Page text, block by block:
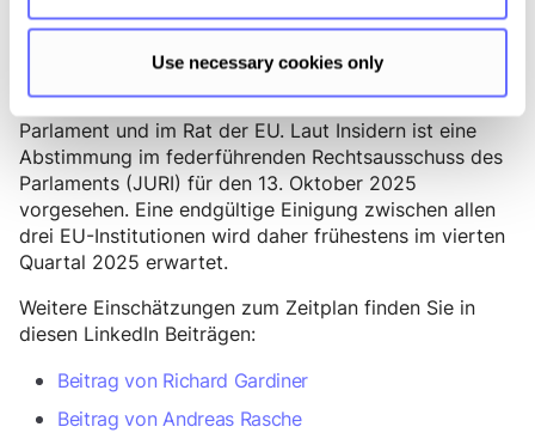
Use necessary cookies only
3. Parlamentarischer Zeitplan zu weiteren Änderungen
Die Beratungen zu den inhaltlich komplexen
Vorschlägen 81 und 87 beginnen derzeit im EU-
Parlament und im Rat der EU. Laut Insidern ist eine
Abstimmung im federführenden Rechtsausschuss des
Parlaments (JURI) für den 13. Oktober 2025
vorgesehen. Eine endgültige Einigung zwischen allen
drei EU-Institutionen wird daher frühestens im vierten
Quartal 2025 erwartet.
Weitere Einschätzungen zum Zeitplan finden Sie in
diesen LinkedIn Beiträgen:
Beitrag von Richard Gardiner
Beitrag von Andreas Rasche